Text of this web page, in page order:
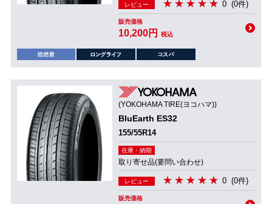
レビュー 0 (0件)
販売価格
10,200円 税込
(YOKOHAMA TIRE(ヨコハマ))
BluEarth ES32
155/55R14
在庫・納期
取り寄せ品(要問い合わせ)
レビュー 0 (0件)
販売価格